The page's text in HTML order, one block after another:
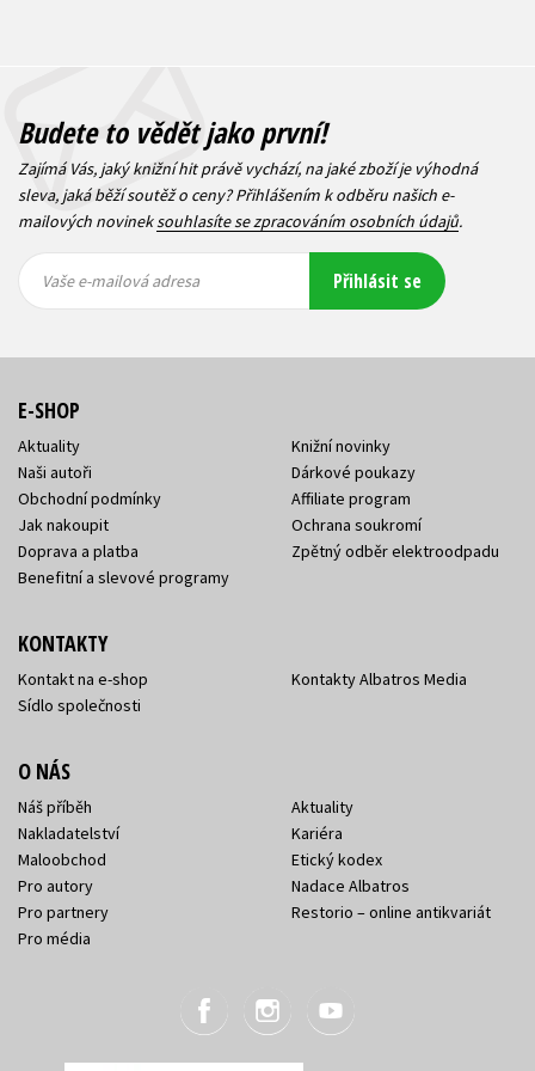
Budete to vědět jako první!
Zajímá Vás, jaký knižní hit právě vychází, na jaké zboží je výhodná
sleva, jaká běží soutěž o ceny? Přihlášením k odběru našich e-
mailových novineksouhlasíte se zpracováním osobních údajů.
mailová
mailová
Vaše e-mailová adresa Přihlásit se
E-SHOP
Aktuality
Naši autoři
Obchodní podmínky
Jak nakoupit
Doprava a platba
Benefitní a slevové programy
Knižní novinky
Dárkové poukazy
Affiliate program
Ochrana soukromí
Zpětný odběr elektroodpadu
KONTAKTY
Kontakt na e-shop
Sídlo společnosti
Kontakty Albatros Media
O NÁS
Náš příběh
Nakladatelství
Maloobchod
Pro autory
Pro partnery
Pro média
Aktuality
Kariéra
Etický kodex
Nadace Albatros
Restorio – online antikvariát